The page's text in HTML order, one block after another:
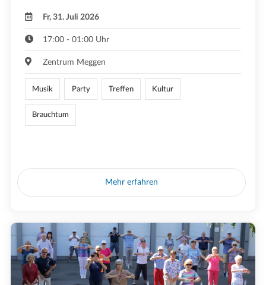
Fr, 31. Juli 2026
17:00 - 01:00 Uhr
Zentrum Meggen
Musik Party Treffen Kultur
Brauchtum
Mehr erfahren